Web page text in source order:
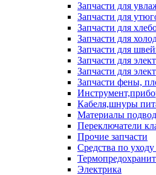
Запчасти для
Запчасти для
Запчасти для
Запчасти для
Запчасти для
Запчасти для
Запчасти для
Запчасти фены,
Кабеля,шнуры
Материалы
Переключатели
Прочие запчасти
Средства по
Электрика